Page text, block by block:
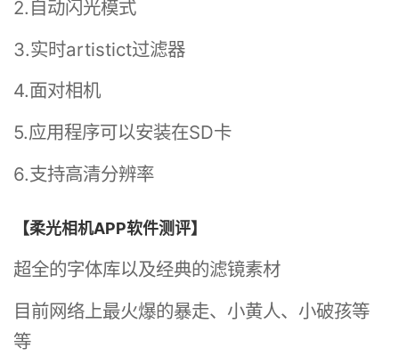
2.自动闪光模式
3.实时artistict过滤器
4.面对相机
5.应用程序可以安装在SD卡
6.支持高清分辨率
【柔光相机APP软件测评】
超全的字体库以及经典的滤镜素材
目前网络上最火爆的暴走、小黄人、小破孩等
等